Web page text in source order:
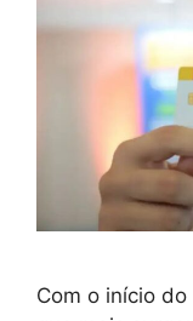
Com o início